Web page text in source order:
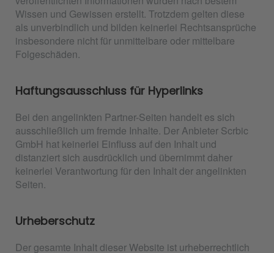
Wissen und Gewissen erstellt. Trotzdem gelten diese
als unverbindlich und bilden keinerlei Rechtsansprüche
insbesondere nicht für unmittelbare oder mittelbare
Folgeschäden.
Haftungsausschluss für Hyperlinks
Bei den angelinkten Partner-Seiten handelt es sich
ausschließlich um fremde Inhalte. Der Anbieter Scrbic
GmbH hat keinerlei Einfluss auf den Inhalt und
distanziert sich ausdrücklich und übernimmt daher
keinerlei Verantwortung für den Inhalt der angelinkten
Seiten.
Urheberschutz
Der gesamte Inhalt dieser Website ist urheberrechtlich